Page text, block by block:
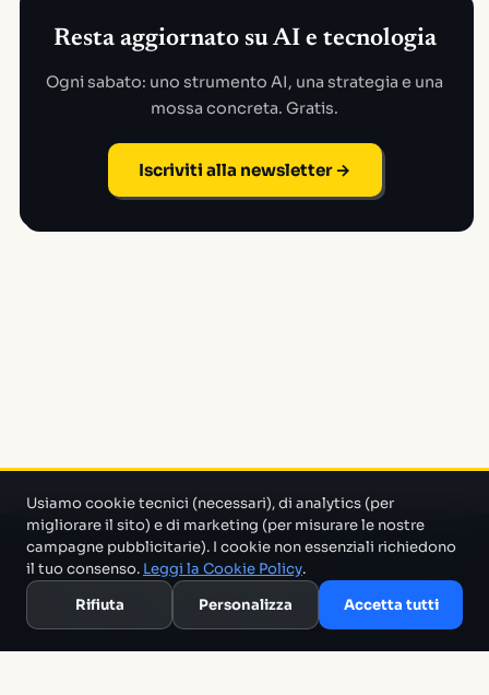
Resta aggiornato su AI e tecnologia
Ogni sabato: uno strumento AI, una strategia e una
mossa concreta. Gratis.
Iscriviti alla newsletter →
Un progetto di Marco Monty Montemagno
che cerca in mezzo al casino e ti porta solo quello che serve.
Glossario
Usiamo cookie tecnici (necessari), di analytics (per
migliorare il sito) e di marketing (per misurare le nostre
campagne pubblicitarie). I cookie non essenziali richiedono
il tuo consenso. Leggi la Cookie Policy.
Rifiuta
Personalizza Accetta tutti